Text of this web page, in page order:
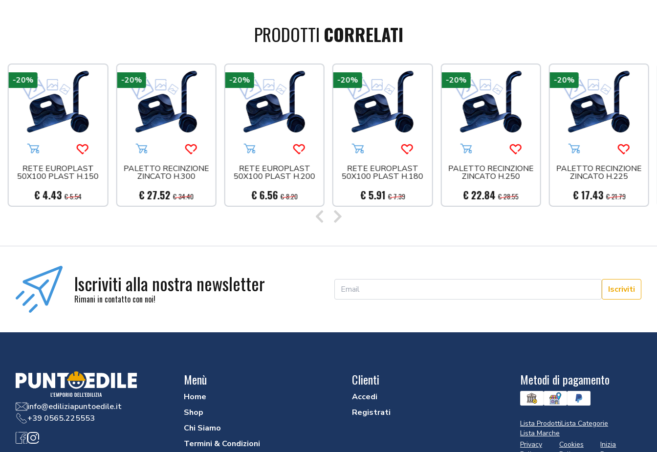
PRODOTTI CORRELATI
più tardiAggiungi al carrelloAcquista più tardi
RETE EUROPLAST
50X100 PLAST H.150
€ 4.43 € 5.54
-20%
Aggiungi al carrelloAcquista più tardi
PALETTO RECINZIONE
ZINCATO H.300
€ 27.52 € 34.40
-20%
Aggiungi al carrelloAcquista più tardi
RETE EUROPLAST
50X100 PLAST H.200
€ 6.56 € 8.20
-20%
Aggiungi al carrelloAcquista più tardi
RETE EUROPLAST
50X100 PLAST H.180
€ 5.91 € 7.39
-20%
Aggiungi al carrelloAcquista più tardi
PALETTO RECINZIONE
ZINCATO H.250
€ 22.84 € 28.55
-20%
Aggiungi al carrello
PALETTO RECINZIONE
ZINCATO H.225
€ 17.43 € 21.79
-20%
Iscriviti alla nostra newsletter
Rimani in contatto con noi!
Iscriviti
info@ediliziapuntoedile.it
+39 0565.225553
Facebook
Instagram
Menù
Home
Shop
Chi Siamo
Termini & Condizioni
Clienti
Accedi
Registrati
Metodi di pagamento
Lista ProdottiLista Categorie
Lista Marche
Privacy
Cookies
Inizia